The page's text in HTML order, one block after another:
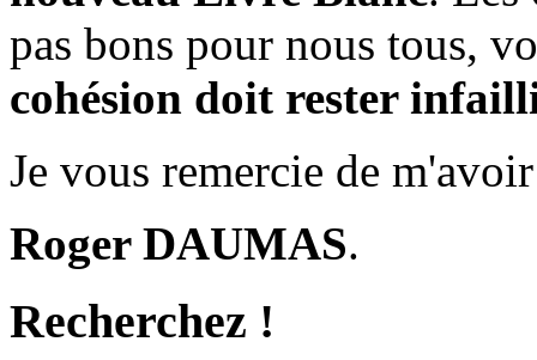
pas bons pour nous tous,
cohésion doit rester
Je vous remercie de
Roger DAUMAS.
Recherchez !